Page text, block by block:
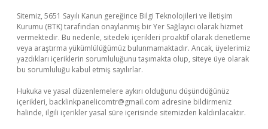
Sitemiz, 5651 Sayılı Kanun gereğince Bilgi Teknolojileri ve İletişim
Kurumu (BTK) tarafından onaylanmış bir Yer Sağlayıcı olarak hizmet
vermektedir. Bu nedenle, sitedeki içerikleri proaktif olarak denetleme
veya araştırma yükümlülüğümüz bulunmamaktadır. Ancak, üyelerimiz
yazdıkları içeriklerin sorumluluğunu taşımakta olup, siteye üye olarak
bu sorumluluğu kabul etmiş sayılırlar.
Hukuka ve yasal düzenlemelere aykırı olduğunu düşündüğünüz
içerikleri, backlinkpanelicomtr@gmail.com adresine bildirmeniz
halinde, ilgili içerikler yasal süre içerisinde sitemizden kaldırılacaktır.